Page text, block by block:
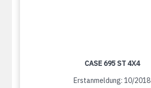
CASE 695 ST 4X4
Erstanmeldung: 10/2018